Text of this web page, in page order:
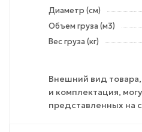
Диаметр (см)
Объем груза (м3)
Вес груза (кг)
Внешний вид
и комплектация,
представленных на